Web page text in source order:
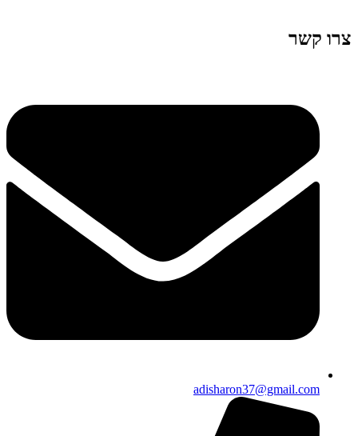
צרו קשר
adisharon37@gmail.com